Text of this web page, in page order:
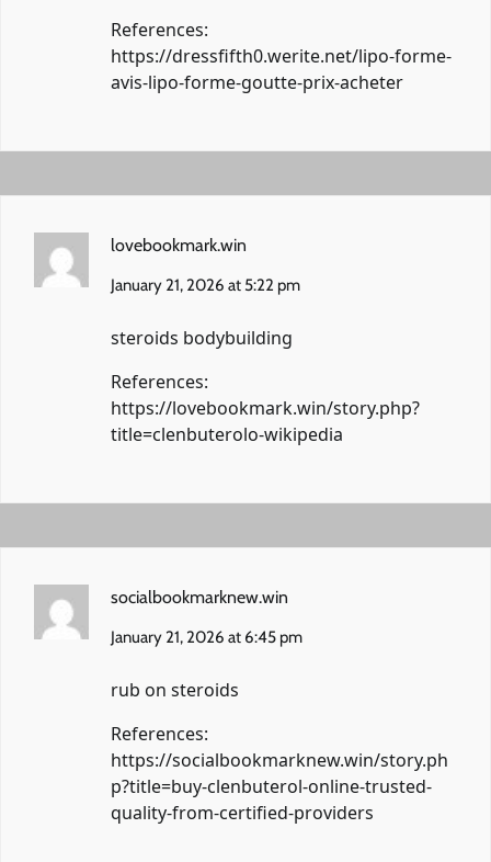
References:
https://dressfifth0.werite.net/lipo-forme-
avis-lipo-forme-goutte-prix-acheter
lovebookmark.win
January 21, 2026 at 5:22 pm
steroids bodybuilding
References:
https://lovebookmark.win/story.php?
title=clenbuterolo-wikipedia
socialbookmarknew.win
January 21, 2026 at 6:45 pm
rub on steroids
References:
https://socialbookmarknew.win/story.ph
p?title=buy-clenbuterol-online-trusted-
quality-from-certified-providers